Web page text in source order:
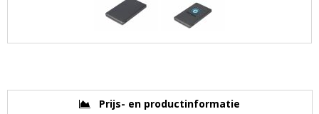
Prijs- en productinformatie